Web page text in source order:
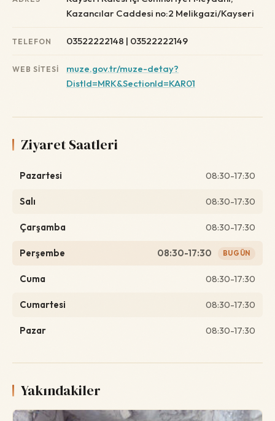
Kazancılar Caddesi no:2 Melikgazi/Kayseri
TELEFON 03522222148 | 03522222149
WEB SITESI
muze.gov.tr/muze-detay?
DistId=MRK&SectionId=KAR01
Ziyaret Saatleri
Pazartesi 08:30-17:30
Salı 08:30-17:30
Çarşamba 08:30-17:30
Perşembe 08:30-17:30 BUGÜN
Cuma 08:30-17:30
Cumartesi 08:30-17:30
Pazar 08:30-17:30
Yakındakiler